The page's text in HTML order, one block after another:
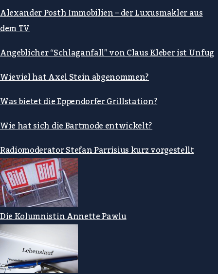
Alexander Posth Immobilien – der Luxusmakler aus
dem TV
Angeblicher “Schlaganfall” von Claus Kleber ist Unfug
Wieviel hat Axel Stein abgenommen?
Was bietet die Eppendorfer Grillstation?
Wie hat sich die Bartmode entwickelt?
Radiomoderator Stefan Parrisius kurz vorgestellt
Die Kolumnistin Annette Pawlu